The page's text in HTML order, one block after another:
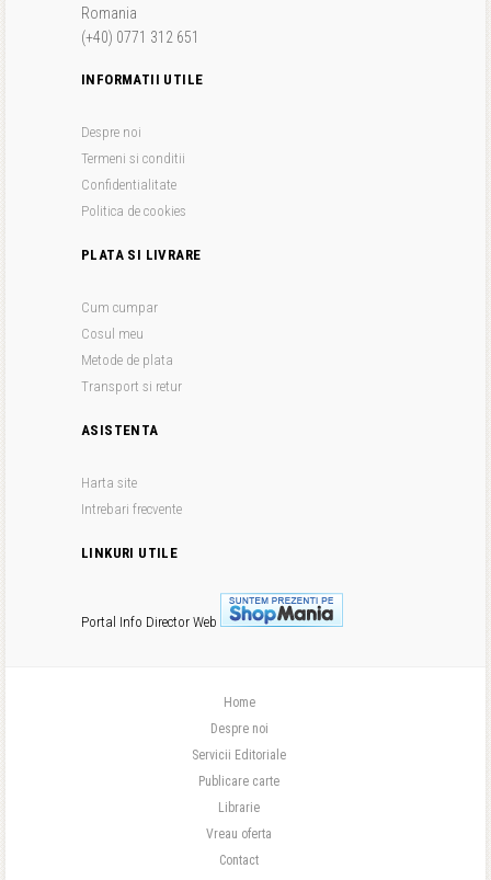
Romania
(+40) 0771 312 651
INFORMATII UTILE
Despre noi
Termeni si conditii
Confidentialitate
Politica de cookies
PLATA SI LIVRARE
Cum cumpar
Cosul meu
Metode de plata
Transport si retur
ASISTENTA
Harta site
Intrebari frecvente
LINKURI UTILE
Portal Info Director Web
Home
Despre noi
Servicii Editoriale
Publicare carte
Librarie
Vreau oferta
Contact